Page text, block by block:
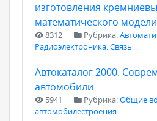
изготовления
математического
8312 Рубрика:
Радиоэлектроника. Связь
Автокаталог 2000.
автомобили
5941 Рубрика:Общие
автомобилестроения